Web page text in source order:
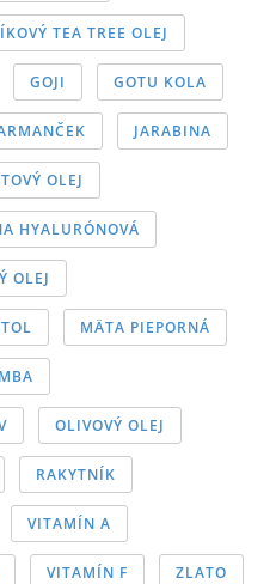
TEA TREE OLEJ
GOJI GOTU KOLA
JARABINA
OLEJ
HYALURÓNOVÁ
OLEJ
MÄTA PIEPORNÁ
OLIVOVÝ OLEJ
RAKYTNÍK
VITAMÍN A
VITAMÍN F ZLATO